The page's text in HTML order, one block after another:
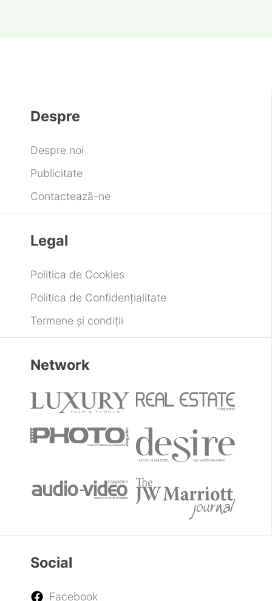
Despre
Despre noi
Publicitate
Contactează-ne
Legal
Politica de Cookies
Politica de Confidențialitate
Termene și condiții
Network
Social
Facebook